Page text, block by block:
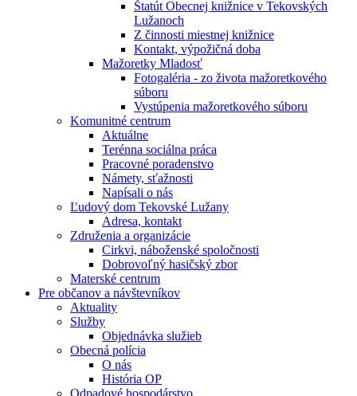
Štatút Obecnej knižnice v Tekovských
Lužanoch
Z činnosti miestnej knižnice
Kontakt, výpožičná doba
Mažoretky Mladosť
Fotogaléria - zo života mažoretkového
súboru
Vystúpenia mažoretkového súboru
Komunitné centrum
Aktuálne
Terénna sociálna práca
Pracovné poradenstvo
Námety, sťažnosti
Napísali o nás
Ľudový dom Tekovské Lužany
Adresa, kontakt
Združenia a organizácie
Cirkvi, náboženské spoločnosti
Dobrovoľný hasičský zbor
Materské centrum
Pre občanov a návštevníkov
Aktuality
Služby
Objednávka služieb
Obecná polícia
O nás
História OP
Odpadové hospodárstvo